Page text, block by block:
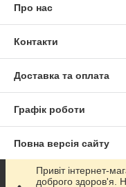
Про нас
Контакти
Доставка та оплата
Графік роботи
Повна версія сайту
Сайт створено на
Привіт інтернет-
доброго здоров'я.